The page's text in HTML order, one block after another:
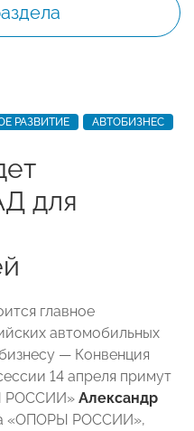
РАЗВИТИЕ АВТОБИЗНЕС
для
главное
автомобильных
— Конвенция
14 апреля примут
РОССИИ» Александр
«ОПОРЫ РОССИИ»,